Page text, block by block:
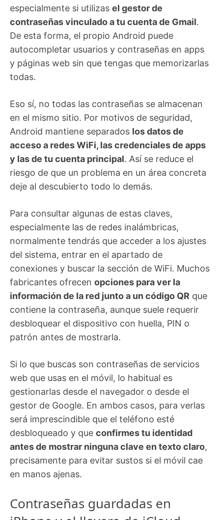
especialmente si utilizas el gestor de
contraseñas vinculado a tu cuenta de Gmail.
De esta forma, el propio Android puede
autocompletar usuarios y contraseñas en apps
y páginas web sin que tengas que memorizarlas
todas.
Eso sí, no todas las contraseñas se almacenan
en el mismo sitio. Por motivos de seguridad,
Android mantiene separados los datos de
acceso a redes WiFi, las credenciales de apps
y las de tu cuenta principal. Así se reduce el
riesgo de que un problema en un área concreta
deje al descubierto todo lo demás.
Para consultar algunas de estas claves,
especialmente las de redes inalámbricas,
normalmente tendrás que acceder a los ajustes
del sistema, entrar en el apartado de
conexiones y buscar la sección de WiFi. Muchos
fabricantes ofrecen opciones para ver la
información de la red junto a un código QR que
contiene la contraseña, aunque suele requerir
desbloquear el dispositivo con huella, PIN o
patrón antes de mostrarla.
Si lo que buscas son contraseñas de servicios
web que usas en el móvil, lo habitual es
gestionarlas desde el navegador o desde el
gestor de Google. En ambos casos, para verlas
será imprescindible que el teléfono esté
desbloqueado y que confirmes tu identidad
antes de mostrar ninguna clave en texto claro,
precisamente para evitar sustos si el móvil cae
en manos ajenas.
Contraseñas guardadas en